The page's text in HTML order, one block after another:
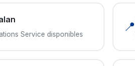
Service disponibles
📍